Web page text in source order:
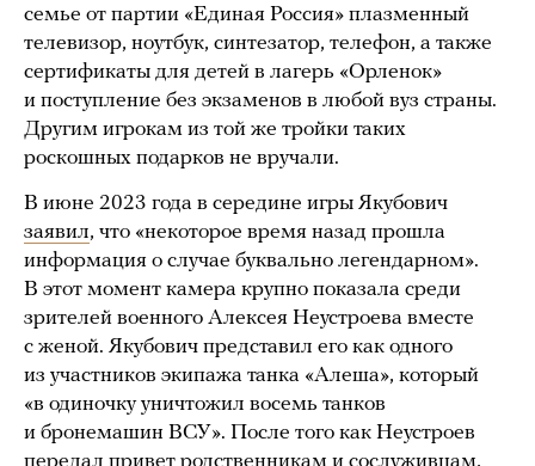
семье от партии «Единая Россия» плазменный
телевизор, ноутбук, синтезатор, телефон, а также
сертификаты для детей в лагерь «Орленок»
и поступление без экзаменов в любой вуз страны.
Другим игрокам из той же тройки таких
роскошных подарков не вручали.
В июне 2023 года в середине игры Якубович
заявил, что «некоторое время назад прошла
информация о случае буквально легендарном».
В этот момент камера крупно показала среди
зрителей военного Алексея Неустроева вместе
с женой. Якубович представил его как одного
из участников экипажа танка «Алеша», который
«в одиночку уничтожил восемь танков
и бронемашин ВСУ». После того как Неустроев